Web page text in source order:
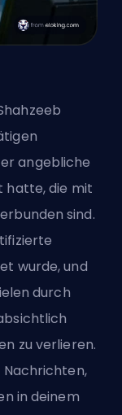
angebliche
hatte, die mit
sind.
wurde, und
durch
zu verlieren.
in deinem